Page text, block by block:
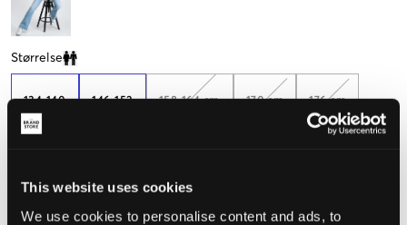
This website uses cookies
We use cookies to personalise content and ads, to
Størrelse
Clone modal
134-140
Få igjen
146-152 158-164 cm 170 cm 176 cm
Dette produktet er lite i størrelsen. Vi anbefaler å velge en større